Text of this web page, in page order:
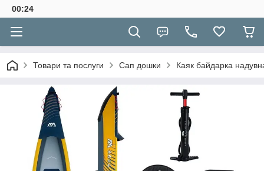
00:24
Товари та послуги Сап дошки Каяк байдарка